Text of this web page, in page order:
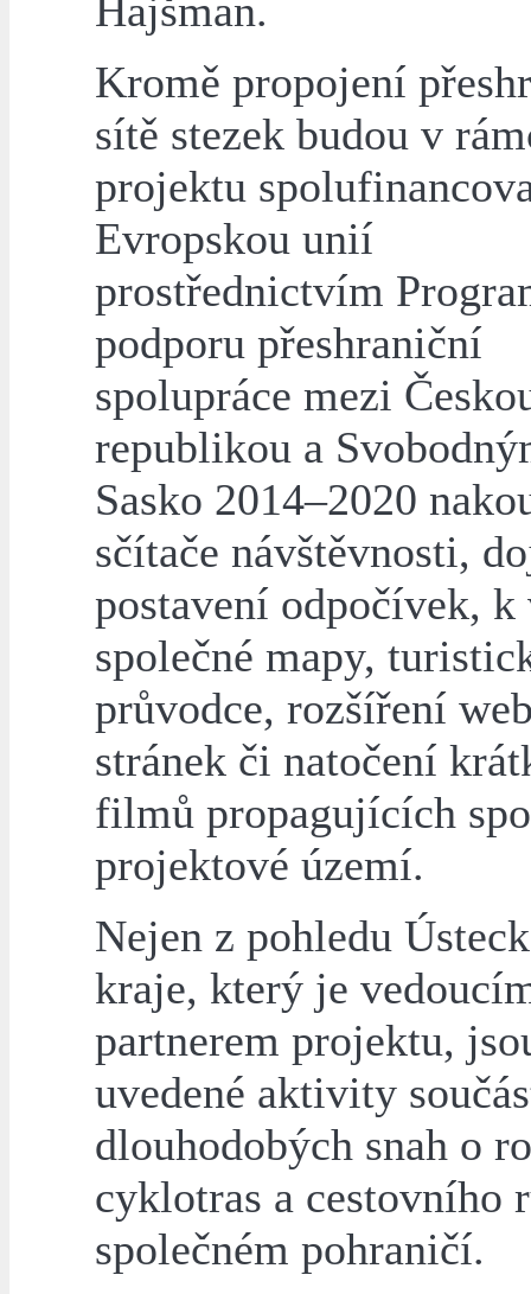
Hajšman.
Kromě propojení
sítě stezek budou v
projektu
Evropskou unií
prostřednictvím
podporu přeshraniční
spolupráce mezi
republikou a
Sasko 2014–2020
sčítače návštěvnosti,
postavení odpočívek, k
společné mapy,
průvodce, rozšíření
stránek či natočení
filmů propagujících
projektové území.
Nejen z pohledu
kraje, který je
partnerem projektu,
uvedené aktivity
dlouhodobých snah o
cyklotras a cestovního
společném pohraničí.